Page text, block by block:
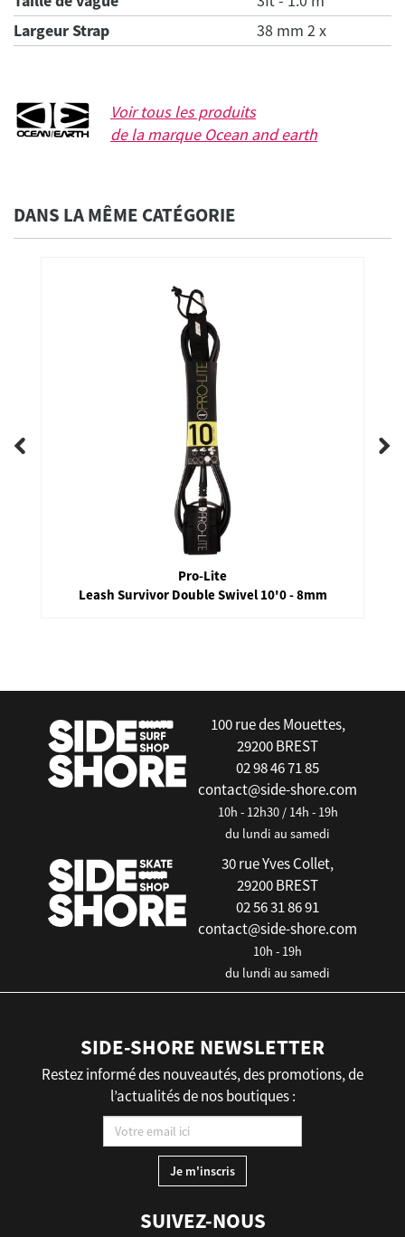
Largeur Strap
38 mm 2 x
Voir tous les produits
de la marque Ocean and earth
DANS LA MÊME CATÉGORIE
Pro-Lite
Leash Survivor Double Swivel 10'0 - 8mm
100 rue des Mouettes,
29200 BREST
02 98 46 71 85
contact@side-shore.com
10h - 12h30 / 14h - 19h
du lundi au samedi
30 rue Yves Collet,
29200 BREST
02 56 31 86 91
contact@side-shore.com
10h - 19h
du lundi au samedi
SIDE-SHORE NEWSLETTER
Restez informé des nouveautés, des promotions, de
l’actualités de nos boutiques :
SUIVEZ-NOUS